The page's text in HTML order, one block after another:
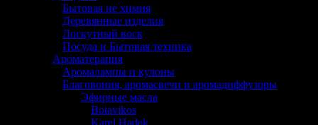
Бытовая не химия
Деревянные изделия
Лоскутный воск
Посуда и Бытовая техника
Ароматерапия
Аромалампы и кулоны
Благовония, аромасвечи и аромадиффузоры
Эфирные масла
Botavikos
Karel Hadek